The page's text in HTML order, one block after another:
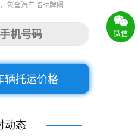
包含汽车临时牌照
辆托运价格
动态
微信